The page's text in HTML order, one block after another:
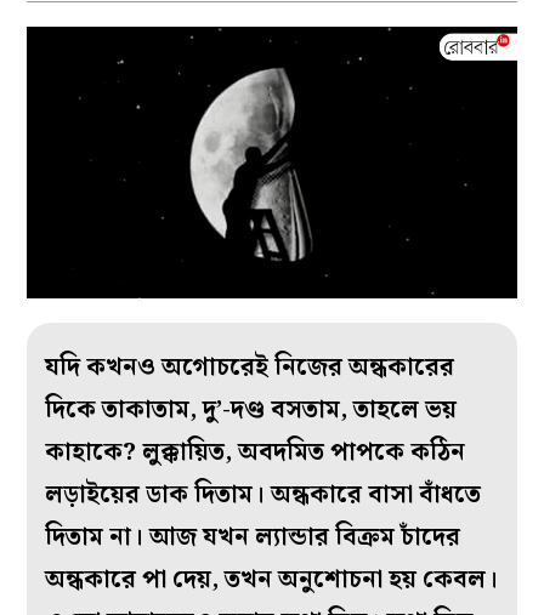
যদি কখনও অগোচরেই নিজের অন্ধকারের
দিকে তাকাতাম, দু’-দণ্ড বসতাম, তাহলে ভয়
কাহাকে? লুক্কায়িত, অবদমিত পাপকে কঠিন
লড়াইয়ের ডাক দিতাম। অন্ধকারে বাসা বাঁধতে
দিতাম না। আজ যখন ল‌্যান্ডার বিক্রম চাঁদের
অন্ধকারে পা দেয়, তখন অনুশোচনা হয় কেবল।